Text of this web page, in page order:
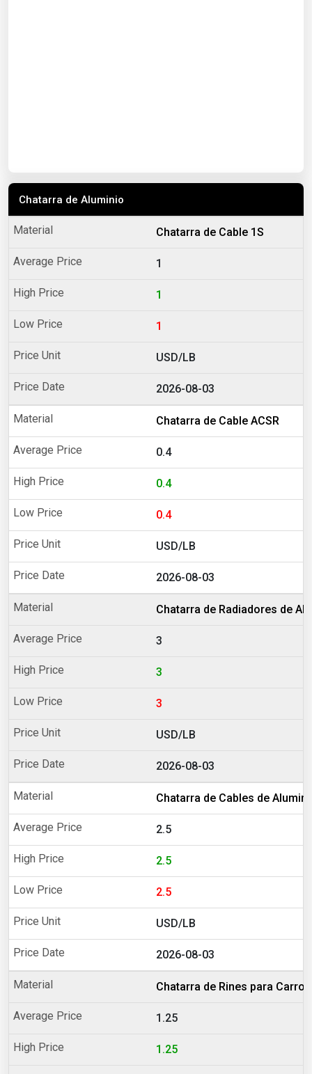
Chatarra de Aluminio
Chatarra de Cable 1S
1
1
1
USD/LB
2026-08-03
Chatarra de Cable ACSR
0.4
0.4
0.4
USD/LB
2026-08-03
Chatarra de Radiadores de
3
3
3
USD/LB
2026-08-03
Chatarra de Cables de
2.5
2.5
2.5
USD/LB
2026-08-03
Chatarra de Rines para Carro
1.25
1.25